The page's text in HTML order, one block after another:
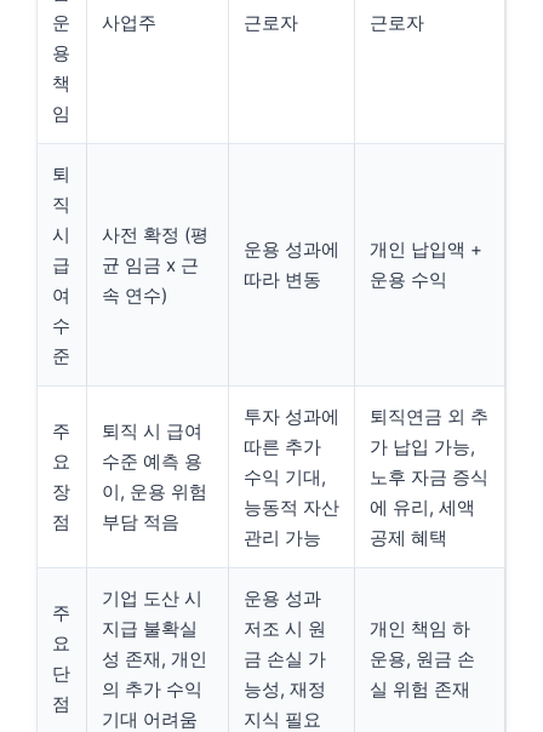
운
용
책
임
사업주 근로자 근로자
퇴
직
시
급
여
수
준
사전 확정 (평
균 임금 x 근
속 연수)
운용 성과에
따라 변동
개인 납입액 +
운용 수익
주
요
장
점
퇴직 시 급여
수준 예측 용
이, 운용 위험
부담 적음
투자 성과에
따른 추가
수익 기대,
능동적 자산
관리 가능
퇴직연금 외 추
가 납입 가능,
노후 자금 증식
에 유리, 세액
공제 혜택
주
요
단
점
기업 도산 시
지급 불확실
성 존재, 개인
의 추가 수익
기대 어려움
운용 성과
저조 시 원
금 손실 가
능성, 재정
지식 필요
개인 책임 하
운용, 원금 손
실 위험 존재